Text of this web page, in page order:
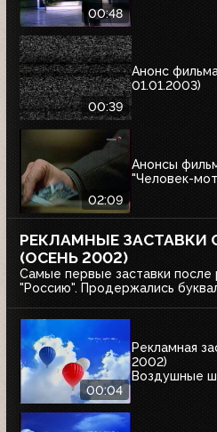
00:48
00:39
Анонс
01.01.2003)
02:09
Анонсы
"Человек-
РЕКЛАМНЫЕ ЗАСТАВКИ
(ОСЕНЬ 2002)
Самые первые заставки после
"Россию". Продержались
00:04
Рекламная
2002)
Воздушные